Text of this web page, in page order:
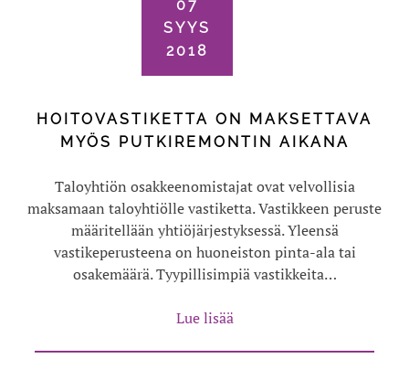
07
SYYS
2018
HOITOVASTIKETTA ON MAKSETTAVA
MYÖS PUTKIREMONTIN AIKANA
Taloyhtiön osakkeenomistajat ovat velvollisia
maksamaan taloyhtiölle vastiketta. Vastikkeen peruste
määritellään yhtiöjärjestyksessä. Yleensä
vastikeperusteena on huoneiston pinta-ala tai
osakemäärä. Tyypillisimpiä vastikkeita…
Lue lisää